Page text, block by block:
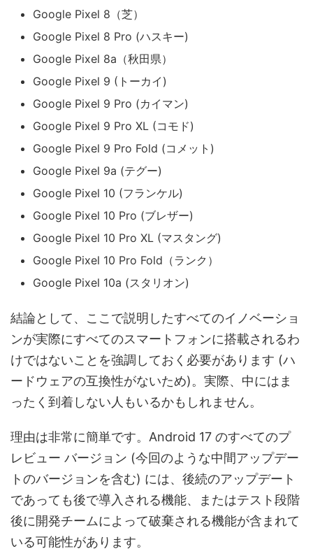
Google Pixel 8（芝）
Google Pixel 8 Pro (ハスキー)
Google Pixel 8a（秋田県）
Google Pixel 9 (トーカイ)
Google Pixel 9 Pro (カイマン)
Google Pixel 9 Pro XL (コモド)
Google Pixel 9 Pro Fold (コメット)
Google Pixel 9a (テグー)
Google Pixel 10 (フランケル)
Google Pixel 10 Pro (ブレザー)
Google Pixel 10 Pro XL (マスタング)
Google Pixel 10 Pro Fold（ランク）
Google Pixel 10a (スタリオン)
結論として、ここで説明したすべてのイノベーショ
ンが実際にすべてのスマートフォンに搭載されるわ
けではないことを強調しておく必要があります (ハ
ードウェアの互換性がないため)。実際、中にはま
ったく到着しない人もいるかもしれません。
理由は非常に簡単です。Android 17 のすべてのプ
レビュー バージョン (今回のような中間アップデー
トのバージョンを含む) には、後続のアップデート
であっても後で導入される機能、またはテスト段階
後に開発チームによって破棄される機能が含まれて
いる可能性があります。